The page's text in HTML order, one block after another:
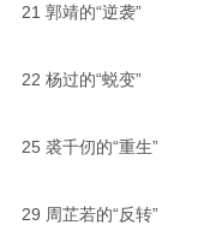
21 郭靖的“逆袭”
22 杨过的“蜕变”
25 裘千仞的“重生”
29 周芷若的“反转”